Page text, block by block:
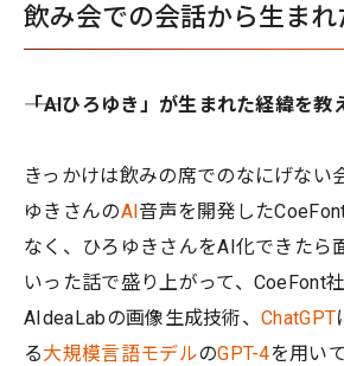
飲み会での会話から生まれ
――「AIひろゆき」が生まれた経緯を教
きっかけは飲みの席でのなにげない
ゆきさんのAI音声を開発した
なく、ひろゆきさんをAI化できたら
いった話で盛り上がって、CoeFont
AIdeaLabの画像生成技術、ChatGPT
る大規模言語モデルのGPT-4を用い